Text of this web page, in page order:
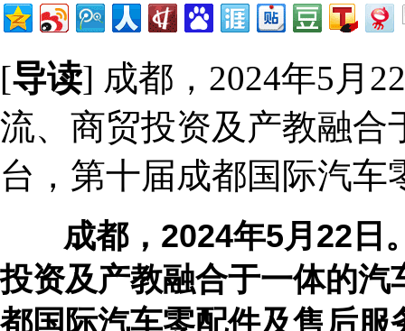
[导读] 成都，2024年5月
流、商贸投资及产教融合
台，第十届成都国际汽车
成都， 2024年5月 22 日
投资及产教融合于一体的
都国际汽车零配件及售后服